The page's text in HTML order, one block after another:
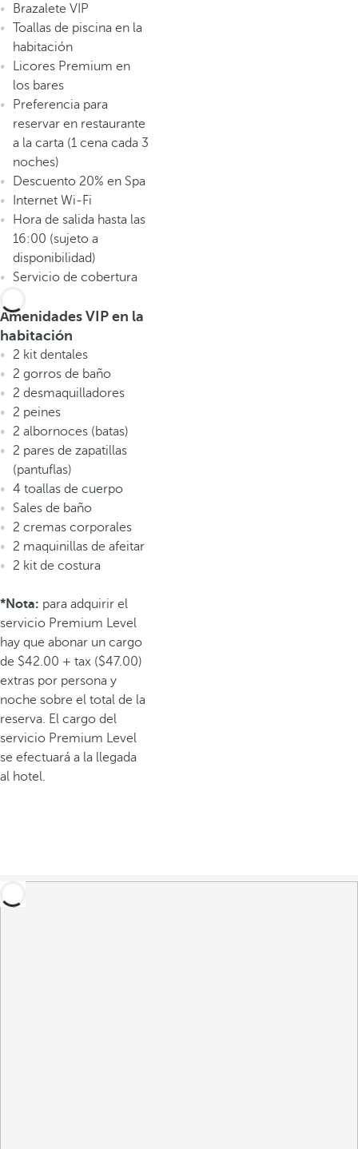
Brazalete VIP
Toallas de piscina en la
habitación
Licores Premium en
los bares
Preferencia para
reservar en restaurante
a la carta (1 cena cada 3
noches)
Descuento 20% en Spa
Internet Wi-Fi
Hora de salida hasta las
16:00 (sujeto a
disponibilidad)
Servicio de cobertura
Amenidades VIP en la
habitación
2 kit dentales
2 gorros de baño
2 desmaquilladores
2 peines
2 albornoces (batas)
2 pares de zapatillas
(pantuflas)
4 toallas de cuerpo
Sales de baño
2 cremas corporales
2 maquinillas de afeitar
2 kit de costura
*Nota: para adquirir el
servicio Premium Level
hay que abonar un cargo
de $42.00 + tax ($47.00)
extras por persona y
noche sobre el total de la
reserva. El cargo del
servicio Premium Level
se efectuará a la llegada
al hotel.